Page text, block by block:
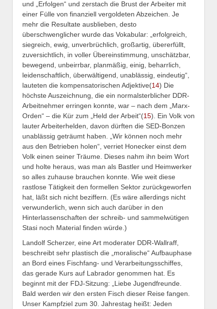
und „Erfolgen“ und zerstach die Brust der Arbeiter mit
einer Fülle von finanziell vergoldeten Abzeichen. Je
mehr die Resultate ausblieben, desto
überschwenglicher wurde das Vokabular: „erfolgreich,
siegreich, ewig, unverbrüchlich, großartig, übererfüllt,
zuversichtlich, in voller Übereinstimmung, unschätzbar,
bewegend, unbeirrbar, planmäßig, einig, beharrlich,
leidenschaftlich, überwältigend, unablässig, eindeutig“,
lauteten die kompensatorischen Adjektive(14) Die
höchste Auszeichnung, die ein normalsterblicher DDR-
Arbeitnehmer erringen konnte, war – nach dem „Marx-
Orden“ – die Kür zum „Held der Arbeit“(15). Ein Volk von
lauter Arbeiterhelden, davon dürften die SED-Bonzen
unablässig geträumt haben. „Wir können noch mehr
aus den Betrieben holen“, verriet Honecker einst dem
Volk einen seiner Träume. Dieses nahm ihn beim Wort
und holte heraus, was man als Bastler und Heimwerker
so alles zuhause brauchen konnte. Wie weit diese
rastlose Tätigkeit den formellen Sektor zurückgeworfen
hat, läßt sich nicht beziffern. (Es wäre allerdings nicht
verwunderlich, wenn sich auch darüber in den
Hinterlassenschaften der schreib- und sammelwütigen
Stasi noch Material finden würde.)
Landolf Scherzer, eine Art moderater DDR-Wallraff,
beschreibt sehr plastisch die „moralische“ Aufbauphase
an Bord eines Fischfang- und Verarbeitungsschiffes,
das gerade Kurs auf Labrador genommen hat. Es
beginnt mit der FDJ-Sitzung: „Liebe Jugendfreunde.
Bald werden wir den ersten Fisch dieser Reise fangen.
Unser Kampfziel zum 30. Jahrestag heißt: Jeden